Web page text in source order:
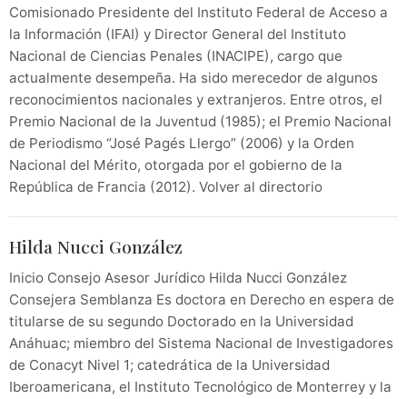
Comisionado Presidente del Instituto Federal de Acceso a
la Información (IFAI) y Director General del Instituto
Nacional de Ciencias Penales (INACIPE), cargo que
actualmente desempeña. Ha sido merecedor de algunos
reconocimientos nacionales y extranjeros. Entre otros, el
Premio Nacional de la Juventud (1985); el Premio Nacional
de Periodismo “José Pagés Llergo” (2006) y la Orden
Nacional del Mérito, otorgada por el gobierno de la
República de Francia (2012). Volver al directorio
Hilda Nucci González
Inicio Consejo Asesor Jurídico Hilda Nucci González
Consejera Semblanza Es doctora en Derecho en espera de
titularse de su segundo Doctorado en la Universidad
Anáhuac; miembro del Sistema Nacional de Investigadores
de Conacyt Nivel 1; catedrática de la Universidad
Iberoamericana, el Instituto Tecnológico de Monterrey y la